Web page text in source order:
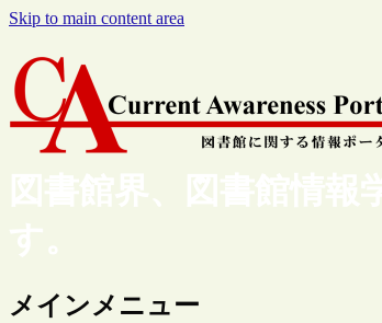
Skip to main content area
図書館界、図書館情
す。
メインメニュー